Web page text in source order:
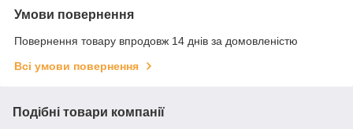
Умови повернення
Повернення товару впродовж 14 днів за домовленістю
Всі умови повернення
Подібні товари компанії